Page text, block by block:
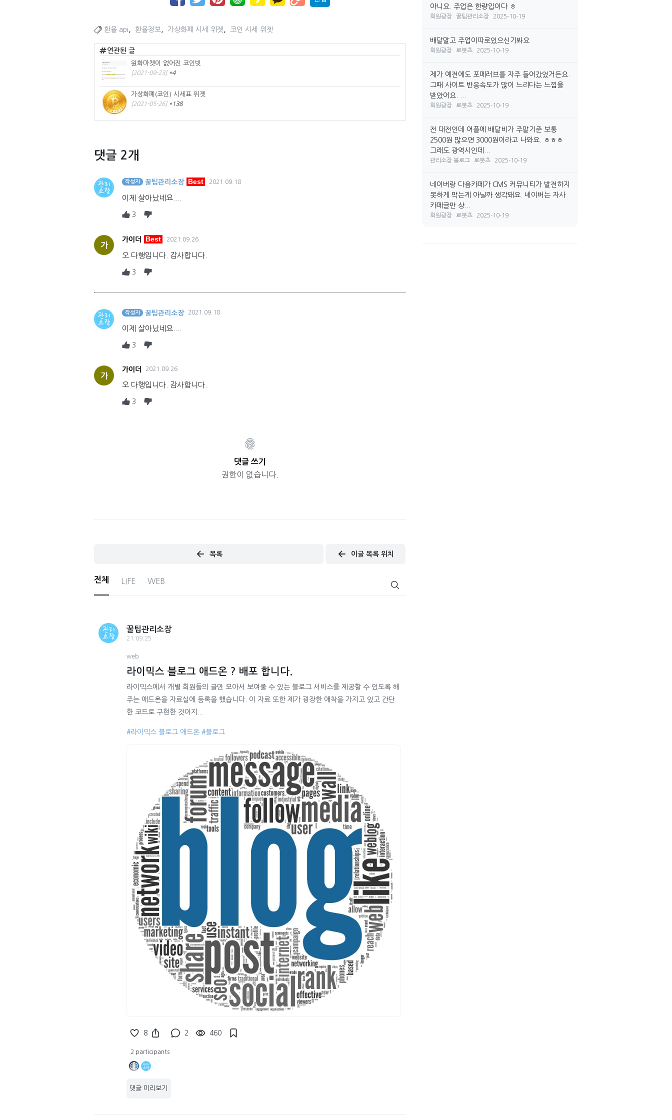
환율 api 환율정보 가상화페 시세 위젯 코인 시세 위젯
연관된 글
원화마켓이 없어진 코인빗
[2021-09-23] *4
가상화폐(코인) 시세표 위젯
[2021-05-26] *138
댓글 2개
작성자 꿀팁관리소장 Best 2021.09.18
이제 살아났네요....
3
가
가이더 Best 2021.09.26
오 다행입니다. 감사합니다.
3
작성자 꿀팁관리소장 2021.09.18
이제 살아났네요....
3
가
가이더 2021.09.26
오 다행입니다. 감사합니다.
3
댓글 쓰기
권한이 없습니다.
목록 이글 목록 위치
전체 LIFE WEB
꿀팁관리소장
21.09.25
web
라이믹스 블로그 애드온 ? 배포 합니다.
라이믹스에서 개별 회원들의 글만 모아서 보여줄 수 있는 블로그 서비스를 제공할 수 있도록 해
주는 애드온을 자료실에 등록을 했습니다. 이 자료 또한 제가 굉장한 애착을 가지고 있고 간단
한 코드로 구현한 것이지...
#라이믹스 블로그 애드온 #블로그
8 2 460
2 participants
댓글 미리보기
아니요. 주업은 한량입이다 ㅎ
회원광장 꿀팁관리소장 2025-10-19
배달말고 주업이따로있으신기봐요
회원광장 로봇츠 2025-10-19
제가 예전에도 포메러브를 자주 들어갔었거든요.
그때 사이트 반응속도가 많이 느리다는 느낌을
받았어요. ...
회원광장 로봇츠 2025-10-19
전 대전인데 어플에 배달비가 주말기준 보통
2500원 많으면 3000원이라고 나와요. ㅎㅎㅎ
그래도 광역시인데...
관리소장 블로그 로봇츠 2025-10-19
네이버랑 다음카페가 CMS 커뮤니티가 발전하지
못하게 막는게 아닐까 생각돼요. 네이버는 자사
카페글만 상...
회원광장 로봇츠 2025-10-19